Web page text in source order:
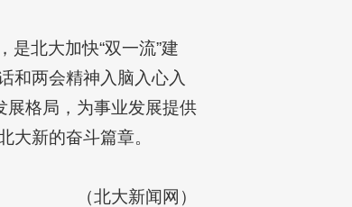
北大加快“双一流”建
和两会精神入脑入心入
展格局，为事业发展提供
大新的奋斗篇章。
（北大新闻网）